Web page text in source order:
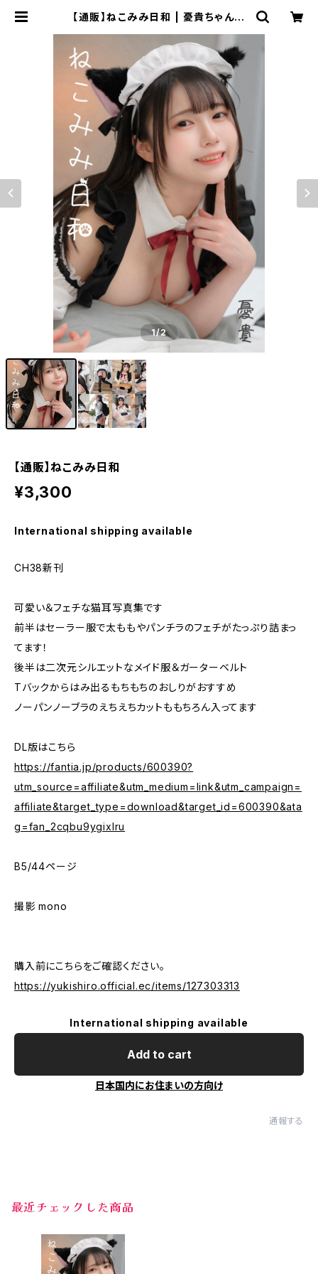
【通販】ねこみみ日和 | 憂貴ちゃんに
1/2
【通販】ねこみみ日和
¥3,300
International shipping available
CH38新刊
可愛い＆フェチな猫耳写真集です
前半はセーラー服で太ももやパンチラのフェチがたっぷり詰まっ
てます！
後半は二次元シルエットなメイド服＆ガーターベルト
Tバックからはみ出るもちもちのおしりがおすすめ
ノーパンノーブラのえちえちカットももちろん入ってます
DL版はこちら
https://fantia.jp/products/600390?
utm_source=affiliate&utm_medium=link&utm_campaign=
affiliate&target_type=download&target_id=600390&ata
g=fan_2cqbu9ygixlru
B5/44ページ
撮影 mono
購入前にこちらをご確認ください。
https://yukishiro.official.ec/items/127303313
International shipping available
Add to cart
日本国内にお住まいの方向け
通報する
最近チェックした商品